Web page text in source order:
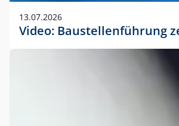
13.07.2026
Video: Baustellenführung